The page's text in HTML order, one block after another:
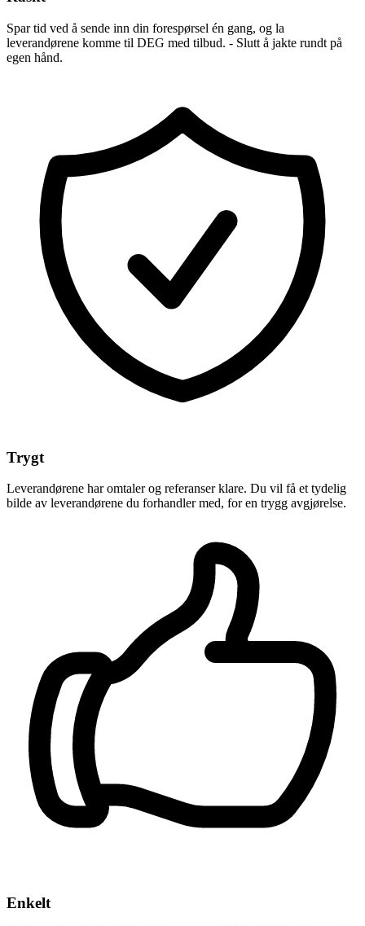
Spar tid ved å sende inn din forespørsel én gang, og la
leverandørene komme til DEG med tilbud. - Slutt å jakte rundt på
egen hånd.
Trygt
Leverandørene har omtaler og referanser klare. Du vil få et tydelig
bilde av leverandørene du forhandler med, for en trygg avgjørelse.
Enkelt